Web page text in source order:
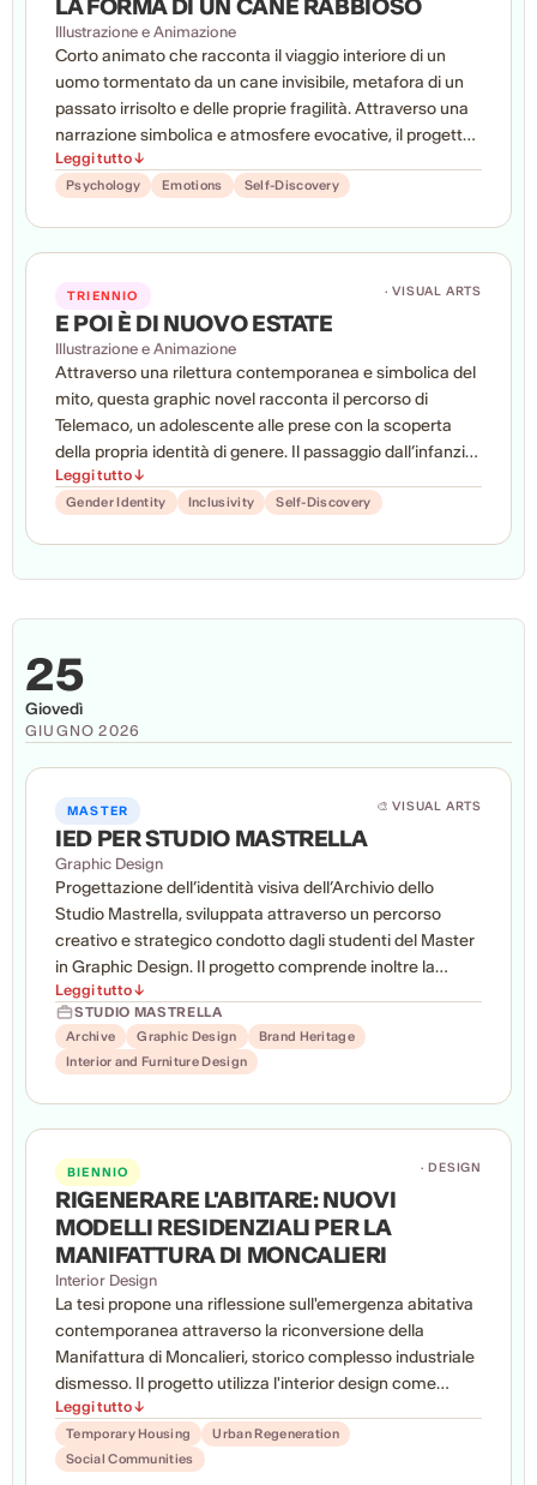
LA FORMA DI UN CANE RABBIOSO
Illustrazione e Animazione
Corto animato che racconta il viaggio interiore di un
uomo tormentato da un cane invisibile, metafora di un
passato irrisolto e delle proprie fragilità. Attraverso una
narrazione simbolica e atmosfere evocative, il progetto
esplora temi come il senso di colpa, l’accettazione di sé
e la salute mentale. Un racconto visivamente
Leggi tutto ↓
Psychology Emotions Self-Discovery
TRIENNIO · VISUAL ARTS
E POI È DI NUOVO ESTATE
Illustrazione e Animazione
Attraverso una rilettura contemporanea e simbolica del
mito, questa graphic novel racconta il percorso di
Telemaco, un adolescente alle prese con la scoperta
della propria identità di genere. Il passaggio dall’infanzia
all’età adulta diventa un viaggio emotivo segnato da
conflitti interiori, cambiamenti del corpo e ricerca di sé.
voce a esperienze spesso poco rappresentate.
Leggi tutto ↓
Gender Identity Inclusivity Self-Discovery
25
Giovedì
GIUGNO 2026
MASTER 🎨 VISUAL ARTS
IED PER STUDIO MASTRELLA
Graphic Design
Progettazione dell’identità visiva dell’Archivio dello
Studio Mastrella, sviluppata attraverso un percorso
creativo e strategico condotto dagli studenti del Master
in Graphic Design. Il progetto comprende inoltre la
revisione e la ridefinizione dell’immagine coordinata
dello studio di architettura e design, con l’obiettivo di
rafforzarne la coerenza, la riconoscibilità e l’efficacia
comunicativa, valorizzandone l’identità e il patrimonio
progettuale.
Leggi tutto ↓
STUDIO MASTRELLA
Archive
Graphic Design
Brand Heritage
Interior and Furniture Design
BIENNIO · DESIGN
RIGENERARE L'ABITARE: NUOVI
MODELLI RESIDENZIALI PER LA
MANIFATTURA DI MONCALIERI
Interior Design
La tesi propone una riflessione sull'emergenza abitativa
contemporanea attraverso la riconversione della
Manifattura di Moncalieri, storico complesso industriale
dismesso. Il progetto utilizza l'interior design come
strumento per sperimentare nuovi modelli di abitare
accessibile, sostenibile e socialmente inclusivo, capaci
di rispondere ai cambiamenti demografici, alla
Leggi tutto ↓
Temporary Housing
Urban Regeneration
Social Communities